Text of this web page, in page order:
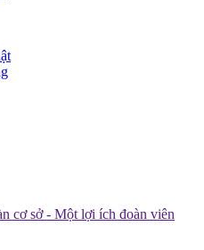
cơ sở - Một lợi ích đoàn viên